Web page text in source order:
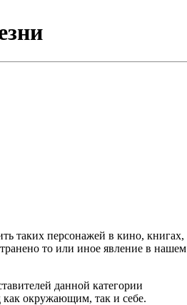
таких персонажей в кино, книгах,
то или иное явление в нашем
данной категории
окружающим, так и себе.